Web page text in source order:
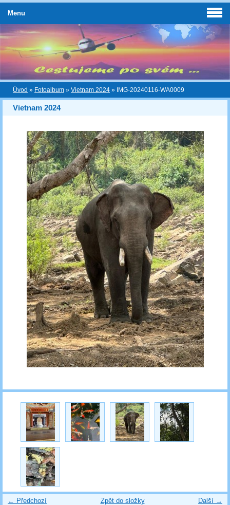
Úvod » Fotoalbum » Vietnam 2024 » IMG-20240116-WA0009
Vietnam 2024
← Předchozí Další →
Zpět do složky
Menu